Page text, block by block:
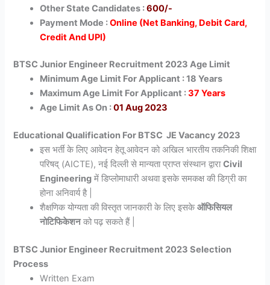
Other State Candidates :600/-
Payment Mode :Online (Net Banking, Debit Card,
Credit And UPI)
BTSC Junior Engineer Recruitment 2023 Age Limit
Minimum Age Limit For Applicant : 18 Years
Maximum Age Limit For Applicant :37 Years
Age Limit As On :01 Aug 2023
Educational Qualification For BTSC JE Vacancy 2023
इस भर्ती के लिए आवेदन हेतू आवेदन को अखिल भारतीय तकनिकी शिक्षा
परिषद् (AICTE), नई दिल्ली से मान्यता प्राप्त संस्थान द्वाराCivil
Engineering में डिप्लोमाधारी अथवा इसके समकक्ष की डिग्री का
होना अनिवार्य है |
शैक्षणिक योग्यता की विस्तृत जानकारी के लिए इसकेऑफिसियल
नोटिफिकेशनको पढ़ सकते हैं |
BTSC Junior Engineer Recruitment 2023 Selection
Process
Written Exam